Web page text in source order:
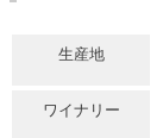
生産地
ワイナリー